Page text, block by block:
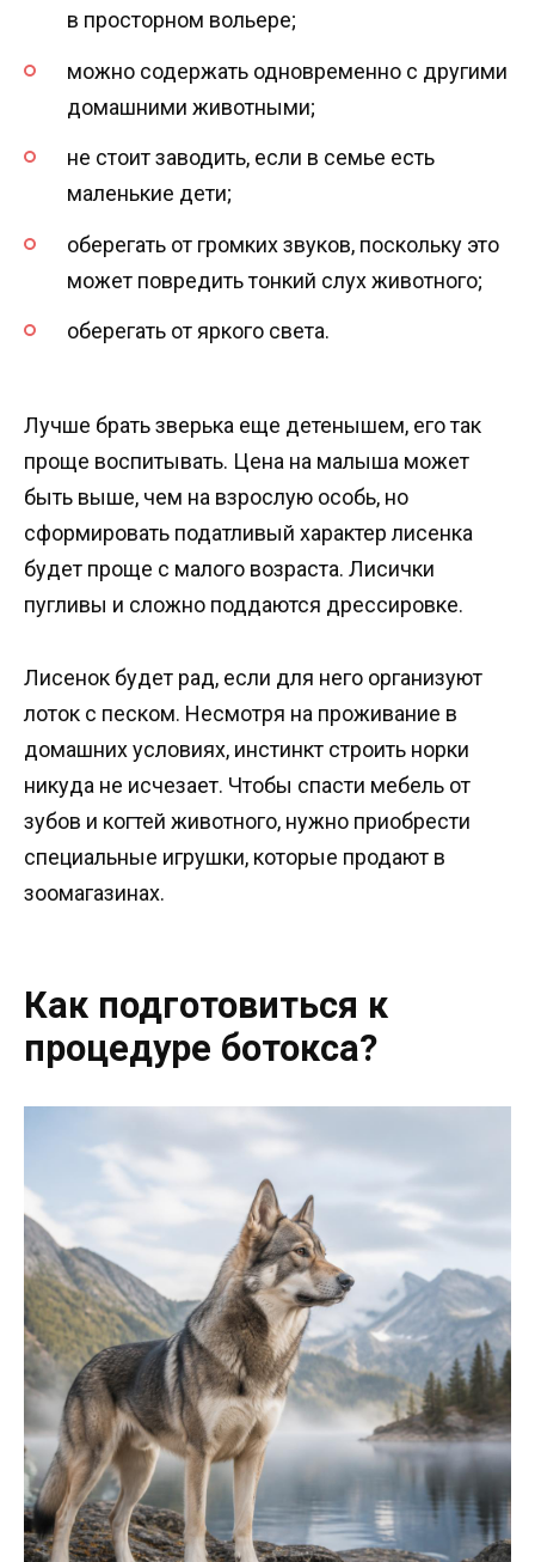
в просторном вольере;
можно содержать одновременно с другими
домашними животными;
не стоит заводить, если в семье есть
маленькие дети;
оберегать от громких звуков, поскольку это
может повредить тонкий слух животного;
оберегать от яркого света.
Лучше брать зверька еще детенышем, его так
проще воспитывать. Цена на малыша может
быть выше, чем на взрослую особь, но
сформировать податливый характер лисенка
будет проще с малого возраста. Лисички
пугливы и сложно поддаются дрессировке.
Лисенок будет рад, если для него организуют
лоток с песком. Несмотря на проживание в
домашних условиях, инстинкт строить норки
никуда не исчезает. Чтобы спасти мебель от
зубов и когтей животного, нужно приобрести
специальные игрушки, которые продают в
зоомагазинах.
Как подготовиться к
процедуре ботокса?